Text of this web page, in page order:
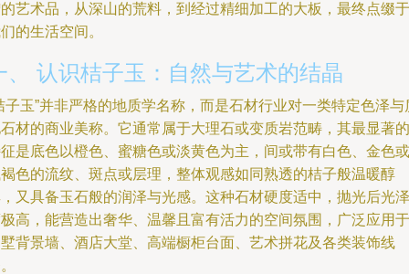
艺术品，从深山的荒料，到经过精细加工的大板，最终点缀于
的生活空间。
、 认识桔子玉：自然与艺术的结晶
子玉”并非严格的地质学名称，而是石材行业对一类特定色泽与
材的商业美称。它通常属于大理石或变质岩范畴，其最显著的
是底色以橙色、蜜糖色或淡黄色为主，间或带有白色、金色或
色的流纹、斑点或层理，整体观感如同熟透的桔子般温暖醇
又具备玉石般的润泽与光感。这种石材硬度适中，抛光后光泽
高，能营造出奢华、温馨且富有活力的空间氛围，广泛应用于
背景墙、酒店大堂、高端橱柜台面、艺术拼花及各类装饰线